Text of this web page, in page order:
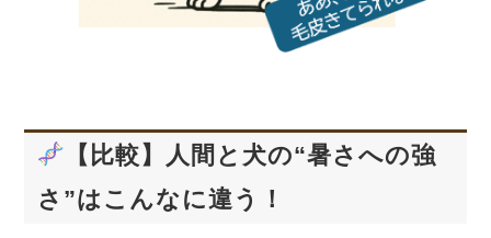
【比較】人間と犬の“暑さへの強
さ”はこんなに違う！